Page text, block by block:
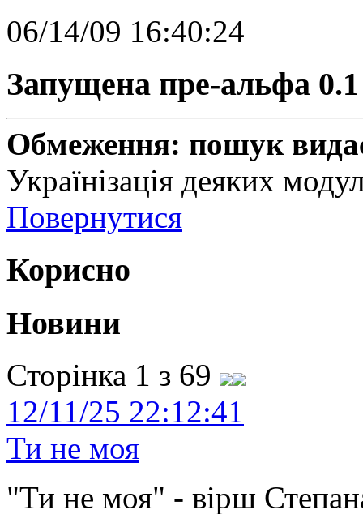
06/14/09 16:40:24
Запущена пре-альфа 0.1
Обмеження: пошук
Українізація деяких
Повернутися
Корисно
Новини
Сторінка 1 з 69
12/11/25 22:12:41
Ти не моя
"Ти не моя" - вірш